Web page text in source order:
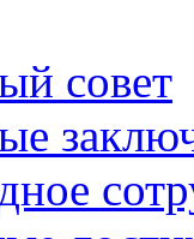
совет